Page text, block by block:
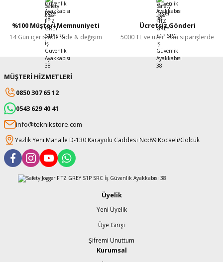
%100 Müşteri Memnuniyeti
14 Gün içerisinde iade & değişim
Ücretsiz Gönderi
5000 TL ve üzeri tüm siparişlerde
MÜŞTERİ HİZMETLERİ
0850 307 65 12
0543 629 40 41
info@teknikstore.com
Yazlık Yeni Mahalle D-130 Karayolu Caddesi No:89 Kocaeli/Gölcük
Üyelik
Yeni Üyelik
Üye Girişi
Şifremi Unuttum
Kurumsal